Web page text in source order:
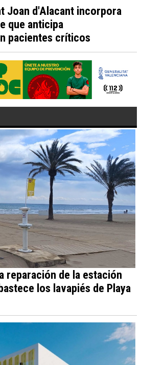
Joan d'Alacant incorpora
que anticipa
pacientes críticos
reparación de la estación
los lavapiés de Playa